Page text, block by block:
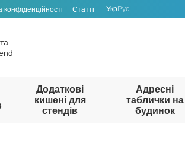
конфіденційності Статті УкрРус
Додаткові
кишені для
стендів
Адресні
таблички на
будинок